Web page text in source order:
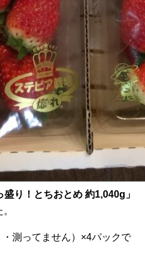
盛り！とちおとめ 約1,040g」
測ってません）×4パックで